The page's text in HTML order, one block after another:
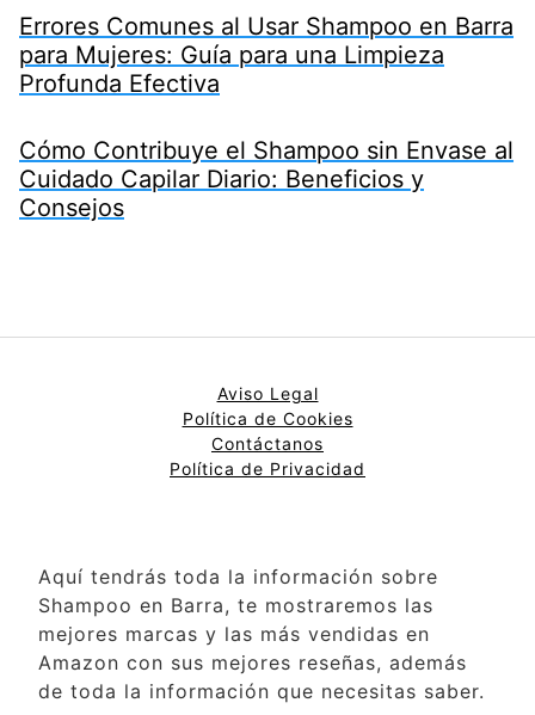
Errores Comunes al Usar Shampoo en Barra
para Mujeres: Guía para una Limpieza
Profunda Efectiva
Cómo Contribuye el Shampoo sin Envase al
Cuidado Capilar Diario: Beneficios y
Consejos
Aviso Legal
Política de Cookies
Contáctanos
Política de Privacidad
Aquí tendrás toda la información sobre
Shampoo en Barra, te mostraremos las
mejores marcas y las más vendidas en
Amazon con sus mejores reseñas, además
de toda la información que necesitas saber.